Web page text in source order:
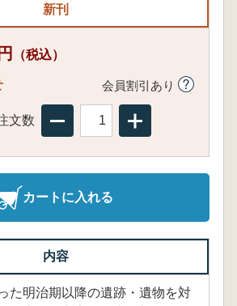
新刊
（税込）
会員割引あり
文数
カートに入れる
内容
た明治期以降の遺跡・遺物を対